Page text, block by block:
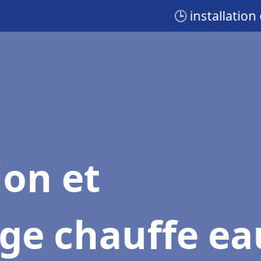
🕒 installation
et
chauffe